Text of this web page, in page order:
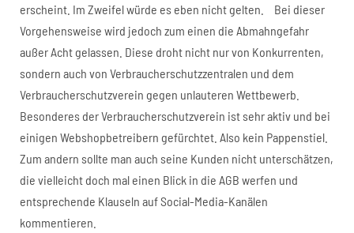
erscheint. Im Zweifel würde es eben nicht gelten. Bei dieser
Vorgehensweise wird jedoch zum einen die Abmahngefahr
außer Acht gelassen. Diese droht nicht nur von Konkurrenten,
sondern auch von Verbraucherschutzzentralen und dem
Verbraucherschutzverein gegen unlauteren Wettbewerb.
Besonderes der Verbraucherschutzverein ist sehr aktiv und bei
einigen Webshopbetreibern gefürchtet. Also kein Pappenstiel.
Zum andern sollte man auch seine Kunden nicht unterschätzen,
die vielleicht doch mal einen Blick in die AGB werfen und
entsprechende Klauseln auf Social-Media-Kanälen
kommentieren.